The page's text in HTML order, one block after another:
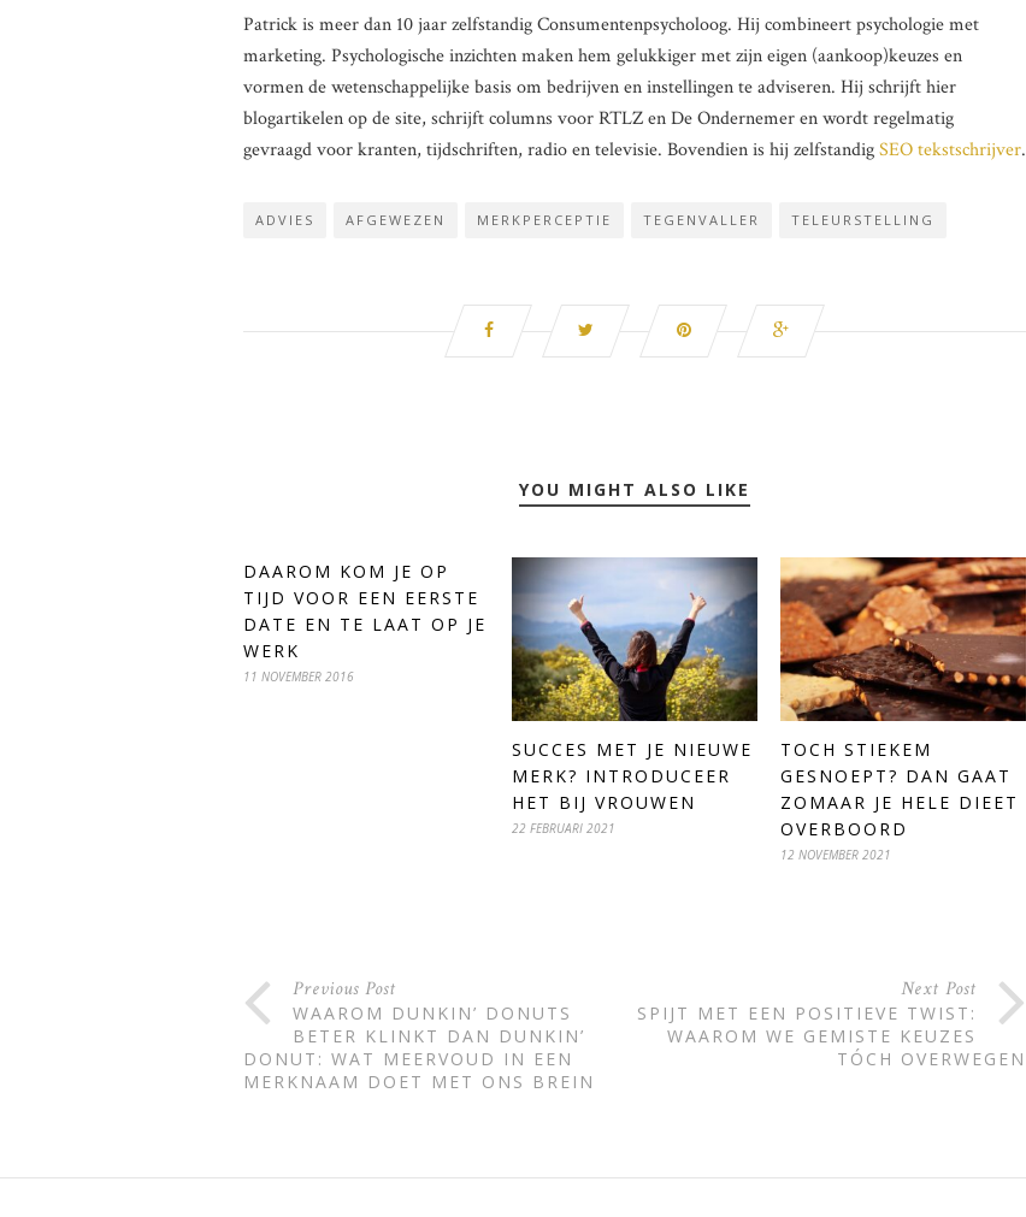
Patrick is meer dan 10 jaar zelfstandig Consumentenpsycholoog. Hij combineert psychologie met
marketing. Psychologische inzichten maken hem gelukkiger met zijn eigen (aankoop)keuzes en
vormen de wetenschappelijke basis om bedrijven en instellingen te adviseren. Hij schrijft hier
blogartikelen op de site, schrijft columns voor RTLZ en De Ondernemer en wordt regelmatig
gevraagd voor kranten, tijdschriften, radio en televisie. Bovendien is hij zelfstandigSEO tekstschrijver.
ADVIES AFGEWEZEN MERKPERCEPTIE TEGENVALLER TELEURSTELLING
YOU MIGHT ALSO LIKE
DAAROM KOM JE OP
TIJD VOOR EEN EERSTE
DATE EN TE LAAT OP JE
WERK
11 NOVEMBER 2016
SUCCES MET JE NIEUWE
MERK? INTRODUCEER
HET BIJ VROUWEN
22 FEBRUARI 2021
TOCH STIEKEM
GESNOEPT? DAN GAAT
ZOMAAR JE HELE DIEET
OVERBOORD
12 NOVEMBER 2021
Previous Post
WAAROM DUNKIN’ DONUTS
BETER KLINKT DAN DUNKIN’
DONUT: WAT MEERVOUD IN EEN
MERKNAAM DOET MET ONS BREIN
Next Post
SPIJT MET EEN POSITIEVE TWIST:
WAAROM WE GEMISTE KEUZES
TÓCH OVERWEGEN